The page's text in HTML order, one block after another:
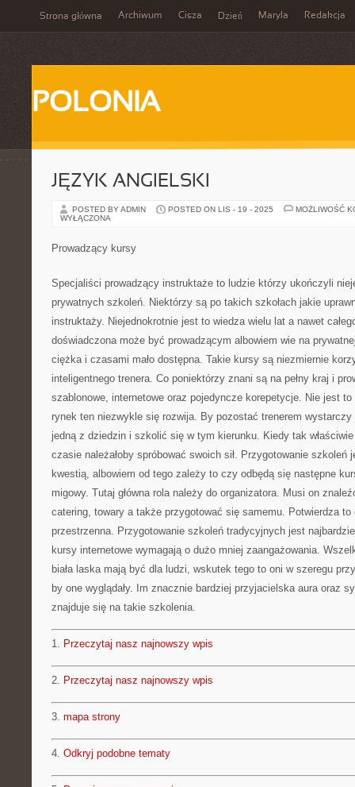
Strona główna Archiwum Cisza Dzień Maryla Redakcja
POLONIA
JĘZYK ANGIELSKI
POSTED BY ADMIN POSTED ON LIS - 19 - 2025
MOŻLIWOŚĆ
WYŁĄCZONA
Prowadzący kursy
Specjaliści prowadzący instruktaże to ludzie którzy ukończyli
prywatnych szkoleń. Niektórzy są po takich szkołach jakie
instruktaży. Niejednokrotnie jest to wiedza wielu lat a nawet
doświadczona może być prowadzącym albowiem wie na
ciężka i czasami mało dostępna. Takie kursy są niezmiernie
inteligentnego trenera. Co poniektórzy znani są na pełny kraj i
szablonowe, internetowe oraz pojedyncze korepetycje. Nie jest
rynek ten niezwykle się rozwija. By pozostać trenerem
jedną z dziedzin i szkolić się w tym kierunku. Kiedy tak
czasie należałoby spróbować swoich sił. Przygotowanie szkoleń
kwestią, albowiem od tego zależy to czy odbędą się następne
migowy. Tutaj główna rola należy do organizatora. Musi on
catering, towary a także przygotować się samemu. Potwierdza to
przestrzenna. Przygotowanie szkoleń tradycyjnych jest
kursy internetowe wymagają o dużo mniej zaangażowania.
biała laska mają być dla ludzi, wskutek tego to oni w szeregu
by one wyglądały. Im znacznie bardziej przyjacielska aura oraz
znajduje się na takie szkolenia.
1. Przeczytaj nasz najnowszy wpis
2. Przeczytaj nasz najnowszy wpis
3. mapa strony
4. Odkryj podobne tematy